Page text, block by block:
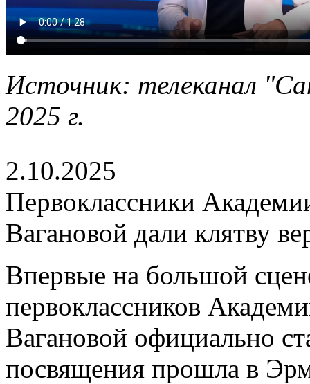
Источник: телеканал
2025 г.
2.10.2025
Первоклассники
Вагановой дали клятву
Впервые на большой
первоклассников
Вагановой официально
посвящения прошла в